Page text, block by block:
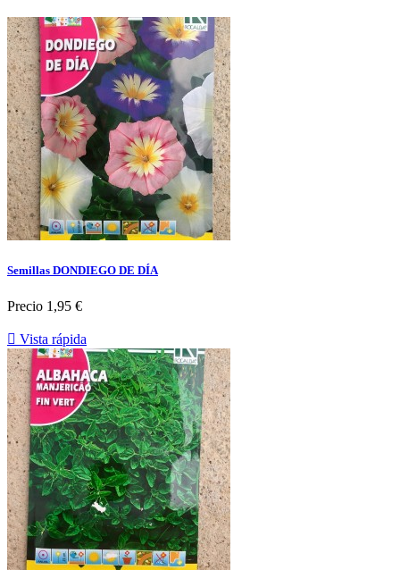
Semillas DONDIEGO DE DÍA
Precio 1,95 €
 Vista rápida